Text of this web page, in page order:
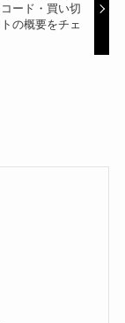
ード・買い切
の概要をチェ